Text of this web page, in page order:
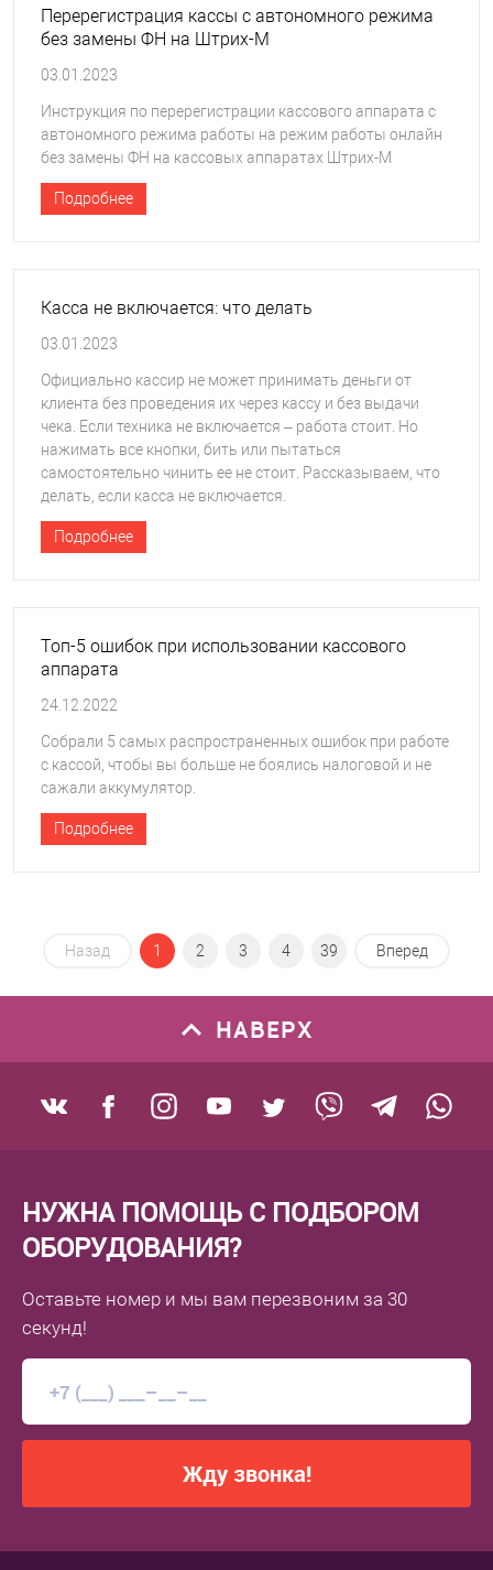
Перерегистрация кассы с автономного режима
без замены ФН на Штрих-М
03.01.2023
Инструкция по перерегистрации кассового аппарата с
автономного режима работы на режим работы онлайн
без замены ФН на кассовых аппаратах Штрих-М
Подробнее
Касса не включается: что делать
03.01.2023
Официально кассир не может принимать деньги от
клиента без проведения их через кассу и без выдачи
чека. Если техника не включается – работа стоит. Но
нажимать все кнопки, бить или пытаться
самостоятельно чинить ее не стоит. Рассказываем, что
делать, если касса не включается.
Подробнее
Топ-5 ошибок при использовании кассового
аппарата
24.12.2022
Собрали 5 самых распространенных ошибок при работе
с кассой, чтобы вы больше не боялись налоговой и не
сажали аккумулятор.
Подробнее
Назад 1 2 3 4 39 Вперед
НАВЕРХ
НУЖНА ПОМОЩЬ С ПОДБОРОМ
ОБОРУДОВАНИЯ?
Оставьте номер и мы вам перезвоним за 30
секунд!
Жду звонка!